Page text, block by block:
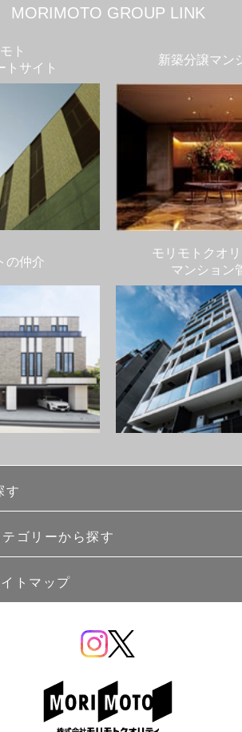
MORIMOTO GROUP LINK
ト
トサイト
新築分譲マン
の仲介
モリモトクオ
マンション
す
テゴリーから探す
トマップ